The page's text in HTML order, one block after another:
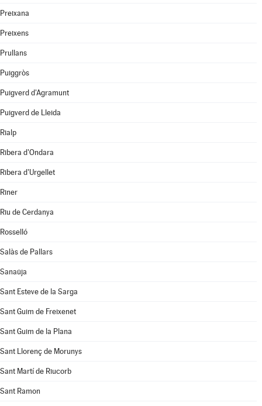
Preixana
Preixens
Prullans
Puiggròs
Puigverd d'Agramunt
Puigverd de Lleida
Rialp
Ribera d'Ondara
Ribera d'Urgellet
Riner
Riu de Cerdanya
Rosselló
Salàs de Pallars
Sanaüja
Sant Esteve de la Sarga
Sant Guim de Freixenet
Sant Guim de la Plana
Sant Llorenç de Morunys
Sant Martí de Riucorb
Sant Ramon